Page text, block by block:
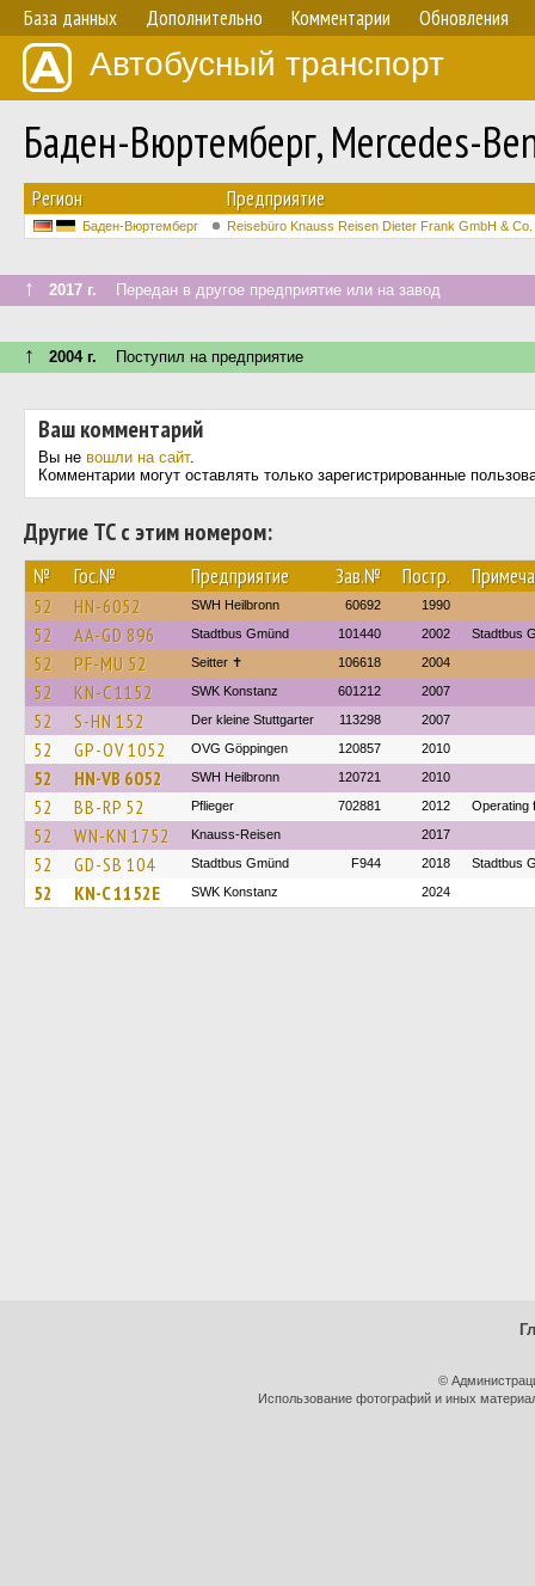
База данных Дополнительно Комментарии Обновления
Автобусный транспорт
Баден-Вюртемберг, Mercedes-
Регион Предприятие
Баден-Вюртемберг Reisebüro Knauss Reisen Dieter Frank GmbH & Co.
↑ 2017 г. Передан в другое предприятие или на завод
↑ 2004 г. Поступил на предприятие
Ваш комментарий
Вы не вошли на сайт.
Комментарии могут оставлять только зарегистрированные
Другие ТС с этим номером:
№ Гос.№ Предприятие Зав.№ Постр.
52 HN-6052 SWH Heilbronn 60692 1990
52 AA-GD 896 Stadtbus Gmünd 101440 2002 Stadtbus
52 PF-MU 52 Seitter ✝ 106618 2004
52 KN-C 1152 SWK Konstanz 601212 2007
52 S-HN 152 Der kleine Stuttgarter 113298 2007
52 GP-OV 1052 OVG Göppingen 120857 2010
52 HN-VB 6052 SWH Heilbronn 120721 2010
52 BB-RP 52 Pflieger 702881 2012 Operating
52 WN-KN 1752 Knauss-Reisen 2017
52 GD-SB 104 Stadtbus Gmünd F944 2018 Stadtbus
52 KN-C 1152E SWK Konstanz 2024
©
Использование фотографий и иных